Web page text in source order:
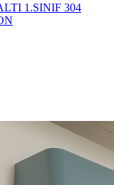
1.SINIF 304